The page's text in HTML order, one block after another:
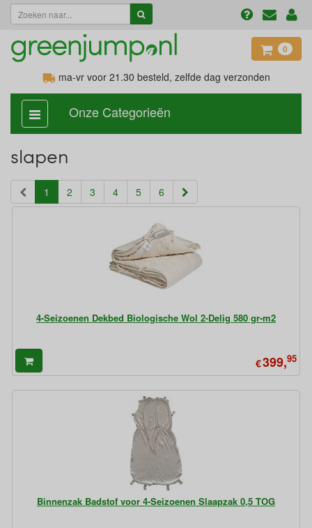
0
ma-vr voor 21.30 besteld, zelfde dag verzonden
categorie
aan,
Onze Categorieën
slapen
1 (current)
2 3 4 5 6
4-Seizoenen Dekbed Biologische Wol 2-Delig 580 gr-m2
€399,95
Binnenzak Badstof voor 4-Seizoenen Slaapzak 0,5 TOG